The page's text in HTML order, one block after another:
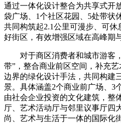
通过一体化设计整合为共享式开
袋广场、1个社区花园、5处带状
共同构筑起2.1公里可漫步、可
好街区，有效增强区域在高峰期
对于商区消费者和城市游客
带”，整合商业前区空间，补充
边界的绿化设计手法，共同构建
景。具体涵盖2个商业前广场、3
由社会企业投资的文化建筑，整
厅、艺术活动厅与邻里议事厅四
尚、艺术与生活于一体的国际化